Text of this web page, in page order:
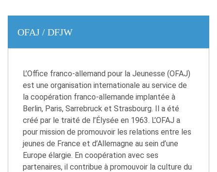
OFAJ / DFJW
L’Office franco-allemand pour la Jeunesse (OFAJ)
est une organisation internationale au service de
la coopération franco-allemande implantée à
Berlin, Paris, Sarrebruck et Strasbourg. Il a été
créé par le traité de l’Élysée en 1963. L’OFAJ a
pour mission de promouvoir les relations entre les
jeunes de France et d’Allemagne au sein d’une
Europe élargie. En coopération avec ses
partenaires, il contribue à promouvoir la culture du